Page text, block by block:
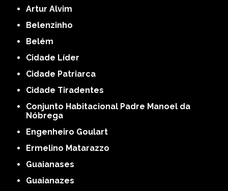
Artur Alvim
Belenzinho
Belém
Cidade Líder
Cidade Patriarca
Cidade Tiradentes
Conjunto Habitacional Padre Manoel da
Nóbrega
Engenheiro Goulart
Ermelino Matarazzo
Guaianases
Guaianazes